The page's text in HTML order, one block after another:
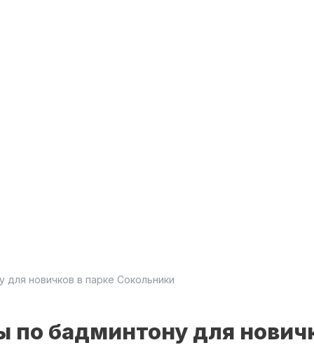
новичков в парке Сокольники
бадминтону для